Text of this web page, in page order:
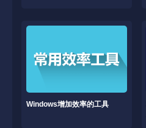
Windows增加效率的工具